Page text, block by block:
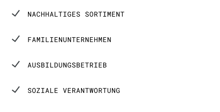
NACHHALTIGES SORTIMENT
FAMILIENUNTERNEHMEN
AUSBILDUNGSBETRIEB
SOZIALE VERANTWORTUNG